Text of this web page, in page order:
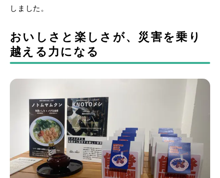
しました。
おいしさと楽しさが、災害を乗り
越える力になる